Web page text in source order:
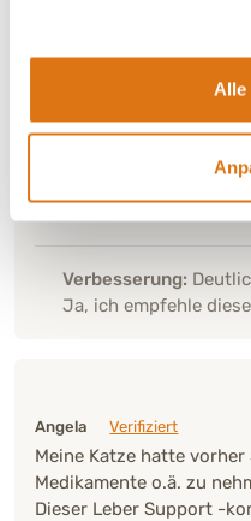
Alle
Jessica
Verifiziert
Benutze es seit
Verbesserung:
Ja, ich empfehle
Angela
Verifiziert
Meine Katze hatte
Medikamente o.ä. zu
Dieser Leber Support -